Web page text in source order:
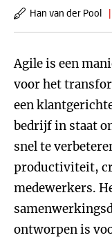
Han van der Pool |
Agile is een
voor het
een
bedrijf in staat
snel te
productiviteit,
medewerkers.
ontworpen is